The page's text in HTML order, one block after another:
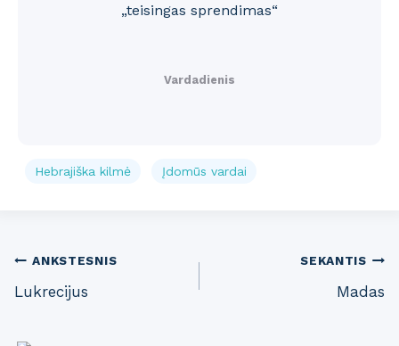
„teisingas sprendimas“
Vardadienis
Hebrajiška kilmė Įdomūs vardai
Post
navigation
ANKSTESNIS
Lukrecijus
SEKANTIS
Madas